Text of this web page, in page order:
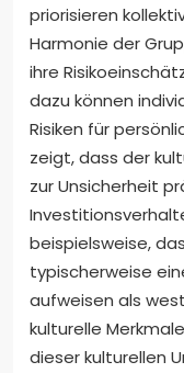
priorisieren
Harmonie der
ihre
dazu können
Risiken für
zeigt, dass der
zur Unsicherheit
beispielsweise,
typischerweise
aufweisen als
kulturelle
dieser kulturellen